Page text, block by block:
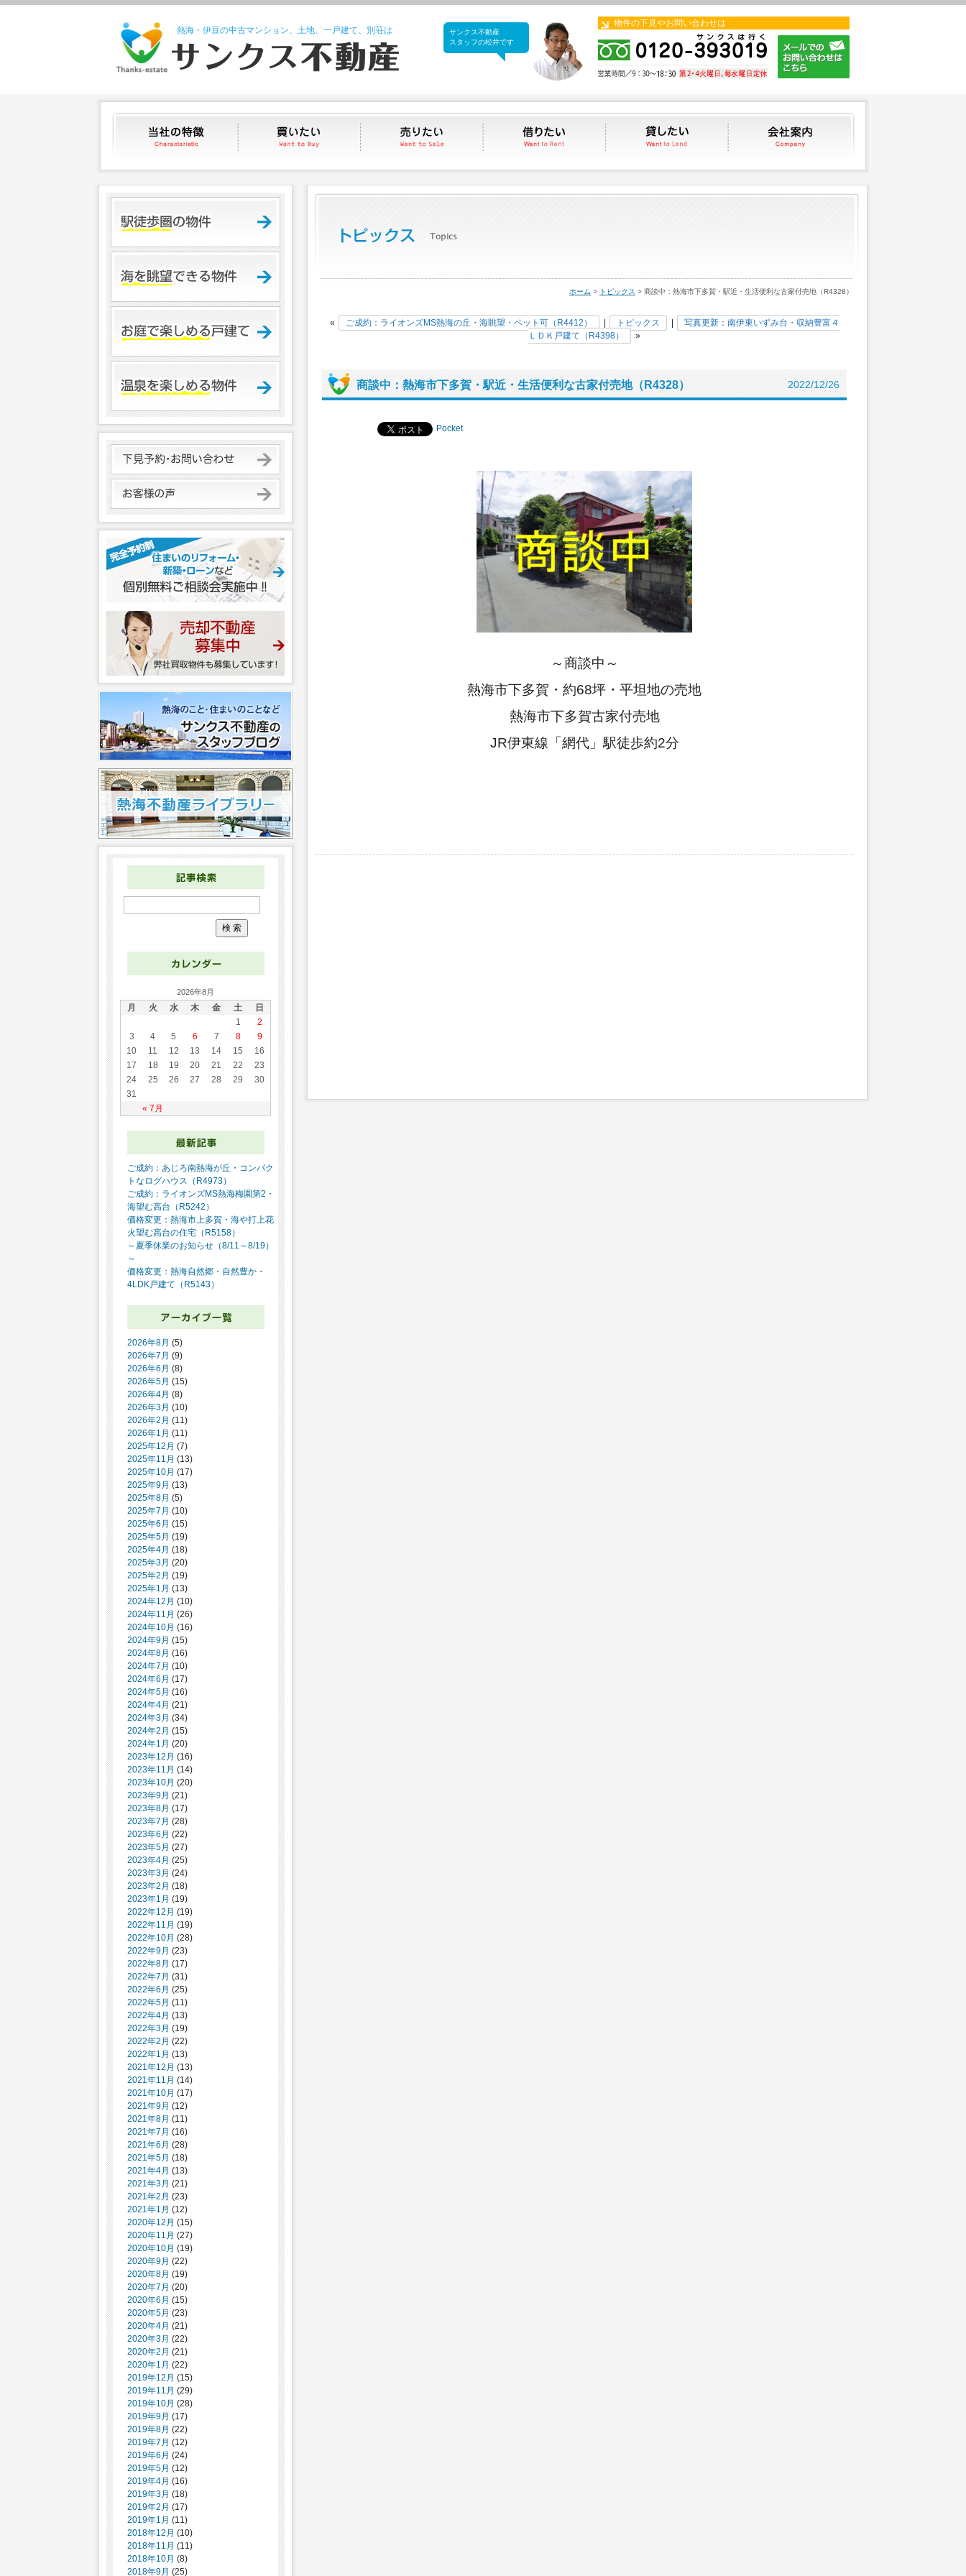
熱海・伊豆の中古マンション、土地、一戸建て、別荘は
サンクス不動産
サンクス不動産
スタッフの松井です
物件の下見やお問い合わせは
当社の特徴 買いたい 売りたい 借りたい 貸したい
ホーム > トピックス > 商談中：熱海市下多賀・駅近・生活便利な古家付売地（R4328）
« ご成約：ライオンズMS熱海の丘・海眺望・ペット可（R4412） トピックス
写真更新：南伊東いずみ台・収納豊富４
ＬＤＫ戸建て（R4398）
»
商談中：熱海市下多賀・駅近・生活便利な古家付売地（R4328） 2022/12/26
Pocket
～商談中～
熱海市下多賀・約68坪・平坦地の売地
熱海市下多賀古家付売地
JR伊東線「網代」駅徒歩約2分
2026年8月
月 火 水 木 金 土 日
« 7月
1
2
3
4 5 6 7 8
9
10
11 12 13 14 15
16
17
18 19 20 21 22
23
24
25 26 27 28 29
30
31
ご成約：あじろ南熱海が丘・コンパク
トなログハウス（R4973）
ご成約：ライオンズMS熱海梅園第2・
海望む高台（R5242）
価格変更：熱海市上多賀・海や打上花
火望む高台の住宅（R5158）
～夏季休業のお知らせ（8/11～8/19）
～
価格変更：熱海自然郷・自然豊か・
4LDK戸建て（R5143）
2026年8月 (5)
2026年7月 (9)
2026年6月 (8)
2026年5月 (15)
2026年4月 (8)
2026年3月 (10)
2026年2月 (11)
2026年1月 (11)
2025年12月 (7)
2025年11月 (13)
2025年10月 (17)
2025年9月 (13)
2025年8月 (5)
2025年7月 (10)
2025年6月 (15)
2025年5月 (19)
2025年4月 (18)
2025年3月 (20)
2025年2月 (19)
2025年1月 (13)
2024年12月 (10)
2024年11月 (26)
2024年10月 (16)
2024年9月 (15)
2024年8月 (16)
2024年7月 (10)
2024年6月 (17)
2024年5月 (16)
2024年4月 (21)
2024年3月 (34)
2024年2月 (15)
2024年1月 (20)
2023年12月 (16)
2023年11月 (14)
2023年10月 (20)
2023年9月 (21)
2023年8月 (17)
2023年7月 (28)
2023年6月 (22)
2023年5月 (27)
2023年4月 (25)
2023年3月 (24)
2023年2月 (18)
2023年1月 (19)
2022年12月 (19)
2022年11月 (19)
2022年10月 (28)
2022年9月 (23)
2022年8月 (17)
2022年7月 (31)
2022年6月 (25)
2022年5月 (11)
2022年4月 (13)
2022年3月 (19)
2022年2月 (22)
2022年1月 (13)
2021年12月 (13)
2021年11月 (14)
2021年10月 (17)
2021年9月 (12)
2021年8月 (11)
2021年7月 (16)
2021年6月 (28)
2021年5月 (18)
2021年4月 (13)
2021年3月 (21)
2021年2月 (23)
2021年1月 (12)
2020年12月 (15)
2020年11月 (27)
2020年10月 (19)
2020年9月 (22)
2020年8月 (19)
2020年7月 (20)
2020年6月 (15)
2020年5月 (23)
2020年4月 (21)
2020年3月 (22)
2020年2月 (21)
2020年1月 (22)
2019年12月 (15)
2019年11月 (29)
2019年10月 (28)
2019年9月 (17)
2019年8月 (22)
2019年7月 (12)
2019年6月 (24)
2019年5月 (12)
2019年4月 (16)
2019年3月 (18)
2019年2月 (17)
2019年1月 (11)
2018年12月 (10)
2018年11月 (11)
2018年10月 (8)
2018年9月 (25)